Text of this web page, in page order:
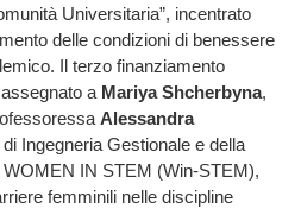
Universitaria”, incentrato
delle condizioni di benessere
Il terzo finanziamento
a Mariya Shcherbyna,
Alessandra
Ingegneria Gestionale e della
IN STEM (Win-STEM),
femminili nelle discipline